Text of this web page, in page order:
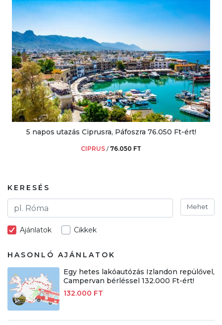
5 napos utazás Ciprusra, Páfoszra 76.050 Ft-ért!
CIPRUS / 76.050 FT
KERESÉS
Mehet
Ajánlatok Cikkek
HASONLÓ AJÁNLATOK
Egy hetes lakóautózás Izlandon repülővel,
Campervan bérléssel 132.000 Ft-ért!
132.000 FT